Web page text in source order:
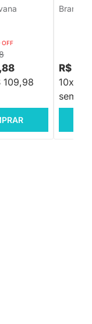
OFF
109,98
Branco
R$
10x de
sem